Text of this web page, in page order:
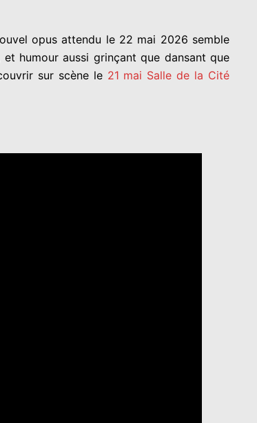
opus attendu le 22 mai 2026 semble
humour aussi grinçant que dansant que
sur scène le 21 mai Salle de la Cité